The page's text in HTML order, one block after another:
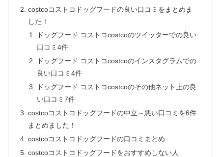
costcoコストコドッグフードの良い口コミをまとめま
した！
ドッグフード コストコcostcoのツイッターでの良い
口コミ4件
ドッグフード コストコcostcoのインスタグラムでの
良い口コミ4件
ドッグフード コストコcostcoのその他ネット上の良
い口コミ7件
costcoコストコドッグフードの中立～悪い口コミを6件
まとめました！
costcoコストコドッグフードの口コミまとめ
costcoコストコドッグフードをおすすめしない人